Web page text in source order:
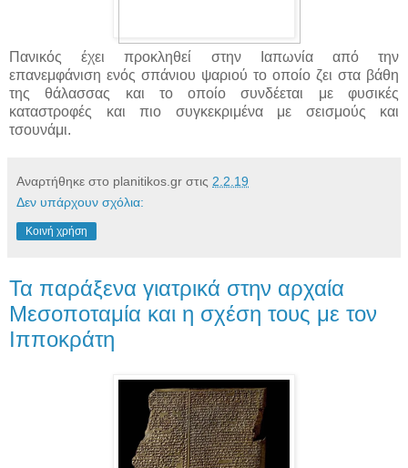
Πανικός έχει προκληθεί στην Ιαπωνία από την
επανεμφάνιση ενός σπάνιου ψαριού το οποίο ζει στα βάθη
της θάλασσας και το οποίο συνδέεται με φυσικές
καταστροφές και πιο συγκεκριμένα με σεισμούς και
τσουνάμι.
Αναρτήθηκε στο planitikos.gr στις 2.2.19
Δεν υπάρχουν σχόλια:
Κοινή χρήση
Τα παράξενα γιατρικά στην αρχαία
Μεσοποταμία και η σχέση τους με τον
Ιπποκράτη